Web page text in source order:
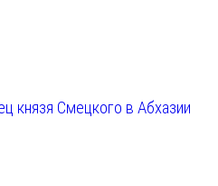
князя Смецкого в Абхазии